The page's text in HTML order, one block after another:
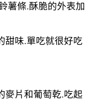
薯條.酥脆的外表加
甜味.單吃就很好吃
麥片和葡萄乾.吃起